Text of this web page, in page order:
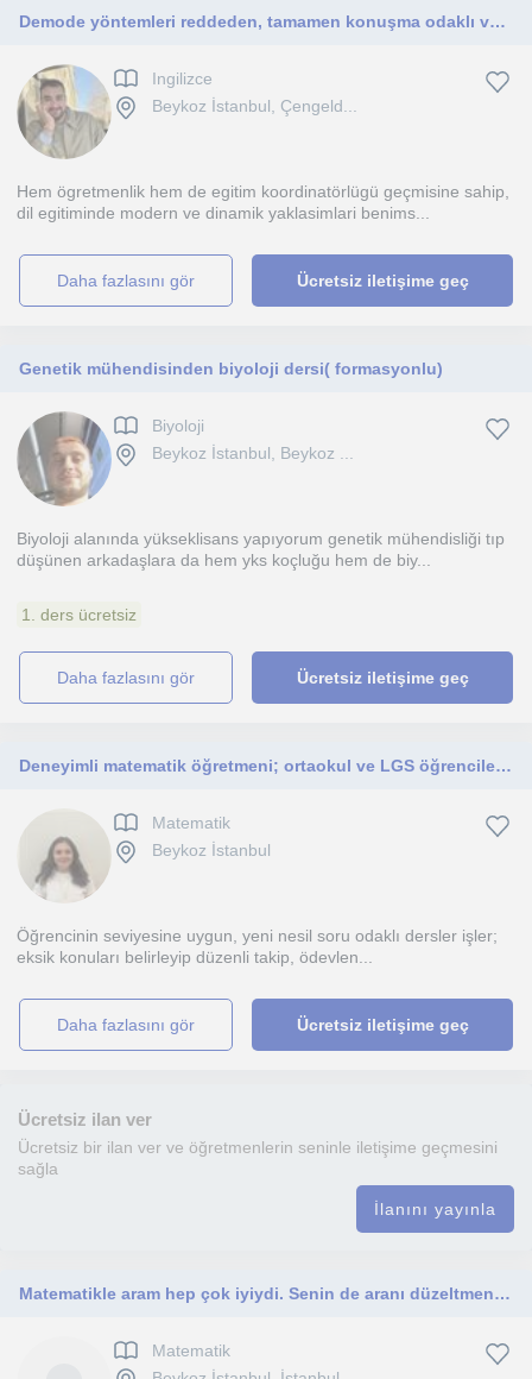
Demode yöntemleri reddeden, tamamen konuşma odaklı ve bol aktiviteli bir İngilizce öğretmeniyim; derslerim ise seviyesi ne olursa.
Ingilizce
Beykoz İstanbul, Çengeld...
Hem ögretmenlik hem de egitim koordinatörlügü geçmisine sahip,
dil egitiminde modern ve dinamik yaklasimlari benims...
daha fazlasını gör Ücretsiz iletişime geç
Genetik mühendisinden biyoloji dersi( formasyonlu)
Biyoloji
Beykoz İstanbul, Beykoz ...
Biyoloji alanında yükseklisans yapıyorum genetik mühendisliği tıp
düşünen arkadaşlara da hem yks koçluğu hem de biy...
1. ders ücretsiz
daha fazlasını gör Ücretsiz iletişime geç
Deneyimli matematik öğretmeni; ortaokul ve LGS öğrencilerine yönelik dersler veriyorum.
Matematik
Beykoz İstanbul
Öğrencinin seviyesine uygun, yeni nesil soru odaklı dersler işler;
eksik konuları belirleyip düzenli takip, ödevlen...
daha fazlasını gör Ücretsiz iletişime geç
Ücretsiz ilan ver
Ücretsiz bir ilan ver ve öğretmenlerin seninle iletişime geçmesini
sağla
İlanını yayınla
Matematikle aram hep çok iyiydi. Senin de aranı düzeltmeni çok isterim
Matematik